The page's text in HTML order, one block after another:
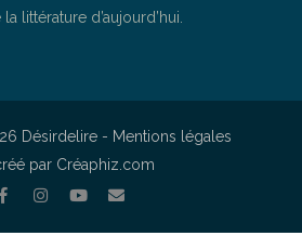
littérature d’aujourd’hui.
Désirdelire - Mentions légales
par Créaphiz.com